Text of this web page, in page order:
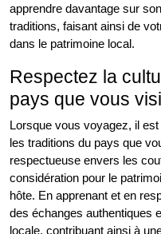
apprendre davantage sur
traditions, faisant ainsi de
dans le patrimoine local.
Respectez la
pays que vous
Lorsque vous voyagez, il
les traditions du pays que
respectueuse envers les
considération pour le
hôte. En apprenant et en
des échanges authentiques
locale, contribuant ainsi à